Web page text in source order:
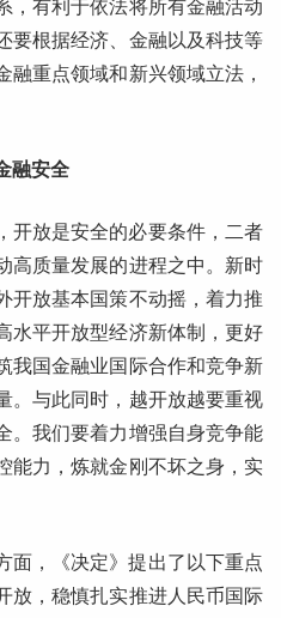
，有利于依法将所有金融活动
要根据经济、金融以及科技等
重点领域和新兴领域立法，
融安全
开放是安全的必要条件，二者
高质量发展的进程之中。新时
开放基本国策不动摇，着力推
水平开放型经济新体制，更好
我国金融业国际合作和竞争新
。与此同时，越开放越要重视
。我们要着力增强自身竞争能
能力，炼就金刚不坏之身，实
面，《决定》提出了以下重点
放，稳慎扎实推进人民币国际